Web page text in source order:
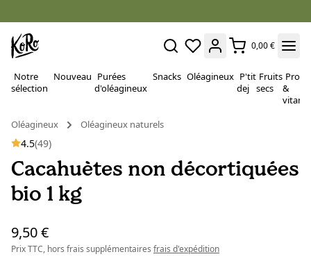
0,00 €
Notre
sélection
Nouveau Purées
d'oléagineux
Snacks Oléagineux P'tit
dej
Fruits
secs
&
Oléagineux
Oléagineux naturels
4.5(49)
Cacahuètes non décortiquées
bio 1 kg
9,50 €
Prix TTC, hors frais supplémentaires frais d'expédition